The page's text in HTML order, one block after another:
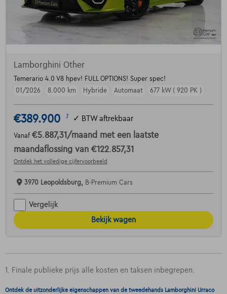
Lamborghini Other
Temerario 4.0 V8 hpev! FULL OPTIONS! Super spec!
01/2026
8.000 km Hybride Automaat 677 kW ( 920 PK )
€389.900 1 ✓ BTW aftrekbaar
Vanaf €5.887,31 /maand met een laatste
maandaflossing van €122.857,31
Ontdek het volledige cijfervoorbeeld
3970 Leopoldsburg, B-Premium Cars
Vergelijk
Bekijk wagen
1. Finale publieke prijs alle kosten en taksen inbegrepen.
Ontdek de uitzonderlijke eigenschappen van de tweedehands Lamborghini Urraco